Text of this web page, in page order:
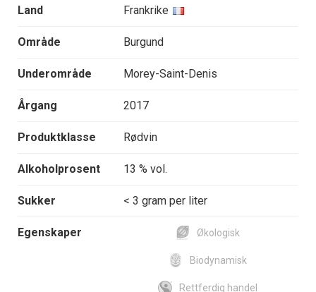
Land Frankrike
Område Burgund
Underområde Morey-Saint-Denis
Årgang 2017
Produktklasse Rødvin
Alkoholprosent 13 % vol.
Sukker < 3 gram per liter
Egenskaper Økologisk
Biodynamisk
Rettferdig handel